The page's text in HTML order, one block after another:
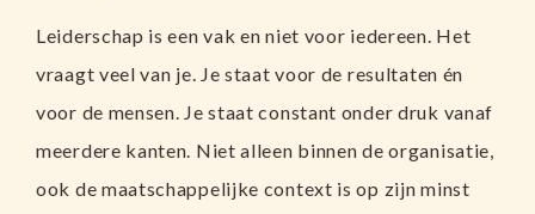
Leiderschap is een vak en niet voor iedereen. Het
vraagt veel van je. Je staat voor de resultaten én
voor de mensen. Je staat constant onder druk vanaf
meerdere kanten. Niet alleen binnen de organisatie,
ook de maatschappelijke context is op zijn minst